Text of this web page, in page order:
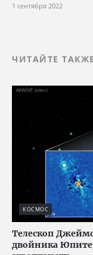
1 сентября 2022
ЧИТАЙТЕ ТАКЖЕ
КОСМОС
Телескоп
двойника